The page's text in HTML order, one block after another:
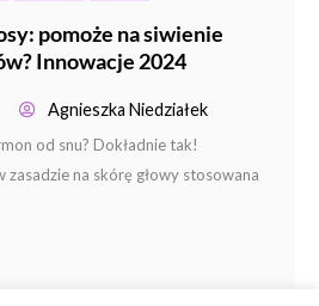
pomoże na siwienie
Innowacje 2024
Agnieszka Niedziałek
od snu? Dokładnie tak!
zasadzie na skórę głowy stosowana